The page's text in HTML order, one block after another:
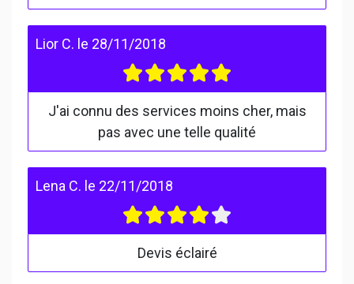
Lior C. le 28/11/2018
J'ai connu des services moins cher, mais
pas avec une telle qualité
Lena C. le 22/11/2018
Devis éclairé